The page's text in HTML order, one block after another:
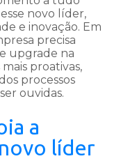
novo líder,
e inovação. Em
precisa
upgrade na
proativas,
processos
ouvidas.
a
líder